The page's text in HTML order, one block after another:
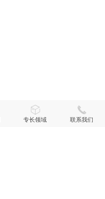
ꁦ
专长领域
끅
联系我们